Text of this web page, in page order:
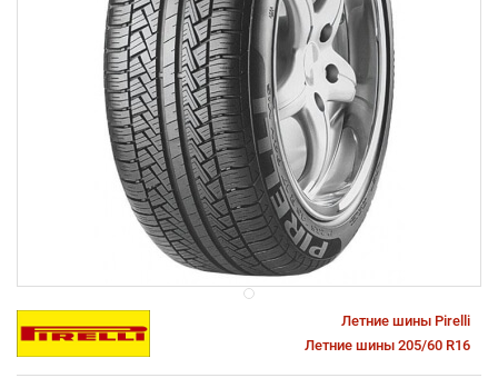
Летние шины Pirelli
Летние шины 205/60 R16